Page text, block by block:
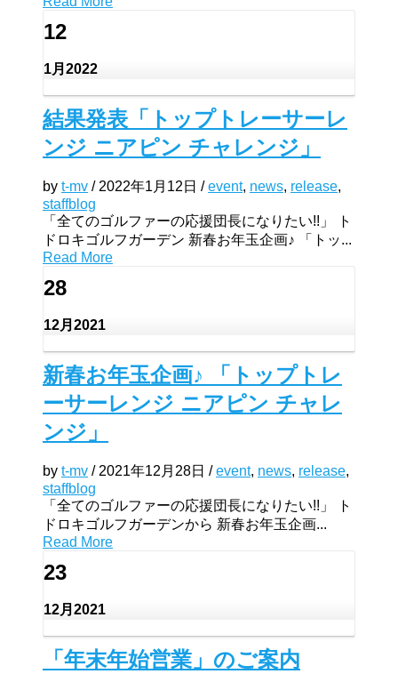
12
1月 2022
結果発表「トップトレーサーレ
ンジ ニアピン チャレンジ」
by t-mv / 2022年1月12日 / event, news, release,
staffblog
「全てのゴルファーの応援団長になりたい!!」 ト
ドロキゴルフガーデン 新春お年玉企画♪ 「トッ...
Read More
28
12月 2021
新春お年玉企画♪ 「トップトレ
ーサーレンジ ニアピン チャレ
ンジ」
by t-mv / 2021年12月28日 / event, news, release,
staffblog
「全てのゴルファーの応援団長になりたい!!」 ト
ドロキゴルフガーデンから 新春お年玉企画...
Read More
23
12月 2021
「年末年始営業」のご案内